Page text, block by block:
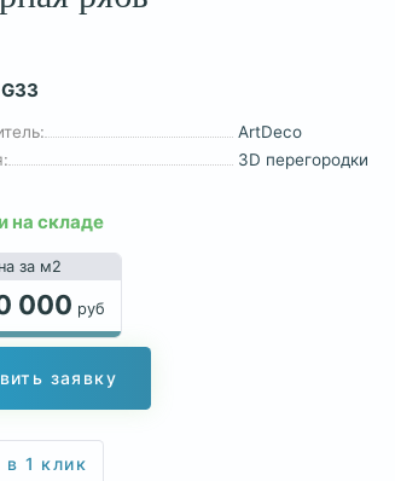
G33
ArtDeco
3D перегородки
на складе
за м2
000 руб
заявку
в 1 клик